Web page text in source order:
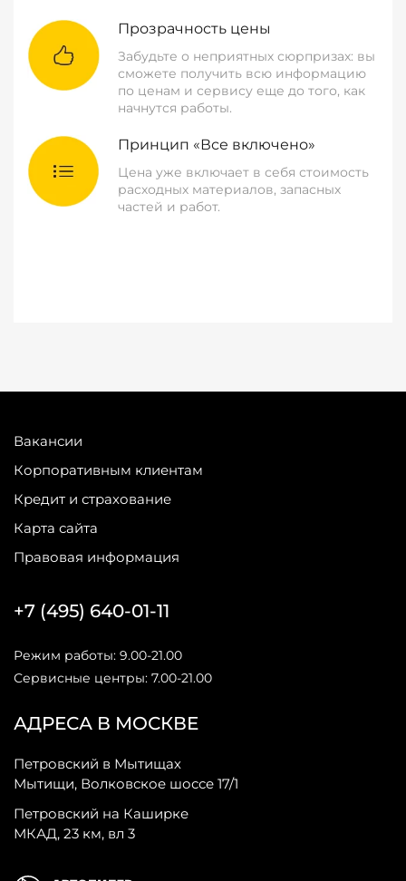
Прозрачность цены
Забудьте о неприятных сюрпризах: вы
сможете получить всю информацию
по ценам и сервису еще до того, как
начнутся работы.
Принцип «Все включено»
Цена уже включает в себя стоимость
расходных материалов, запасных
частей и работ.
Вакансии
Корпоративным клиентам
Кредит и страхование
Карта сайта
Правовая информация
АДРЕСА В МОСКВЕ
Петровский в Мытищах
Мытищи, Волковское шоссе 17/1
Петровский на Каширке
МКАД, 23 км, вл 3
+7 (495) 640-01-11
Режим работы: 9.00-21.00
Сервисные центры: 7.00-21.00